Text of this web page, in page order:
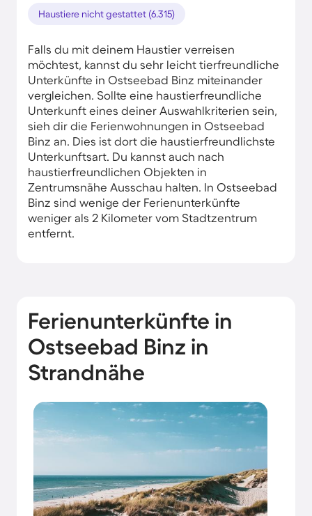
Haustiere nicht gestattet (6.315)
Falls du mit deinem Haustier verreisen
möchtest, kannst du sehr leicht tierfreundliche
Unterkünfte in Ostseebad Binz miteinander
vergleichen. Sollte eine haustierfreundliche
Unterkunft eines deiner Auswahlkriterien sein,
sieh dir die Ferienwohnungen in Ostseebad
Binz an. Dies ist dort die haustierfreundlichste
Unterkunftsart. Du kannst auch nach
haustierfreundlichen Objekten in
Zentrumsnähe Ausschau halten. In Ostseebad
Binz sind wenige der Ferienunterkünfte
weniger als 2 Kilometer vom Stadtzentrum
entfernt.
Ferienunterkünfte in
Ostseebad Binz in
Strandnähe